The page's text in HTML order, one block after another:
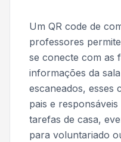
Um QR code de
professores
se conecte com as
informações da
escaneados, esses
pais e
tarefas de casa,
para voluntariado